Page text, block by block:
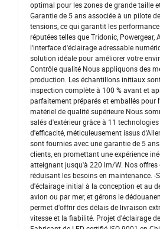
optimal pour les zones de grande taille
Garantie de 5 ans associée à un pilote
tensions, ce qui garantit les
réputées telles que Tridonic,
l'interface d'éclairage adressable
solution idéale pour améliorer votre
Contrôle qualité Nous appliquons des
production. Les échantillons initiaux
inspection complète à 100 % avant et
parfaitement préparés et emballés pour
matériel de qualité supérieure Nous
salés d'extérieur grâce à 11
d'efficacité, méticuleusement issus
sont fournies avec une garantie de 5
clients, en promettant une expérience
atteignant jusqu'à 220 lm/W. Nos
réduisant les besoins en maintenance.
d'éclairage initial à la conception et au
avion ou par mer, et gérons le
permet d'offrir des délais de livraison
vitesse et la fiabilité. Projet d'éclairage